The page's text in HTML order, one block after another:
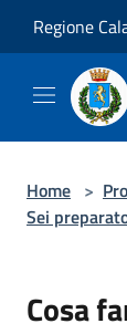
Regione
Home >
Sei
Cosa